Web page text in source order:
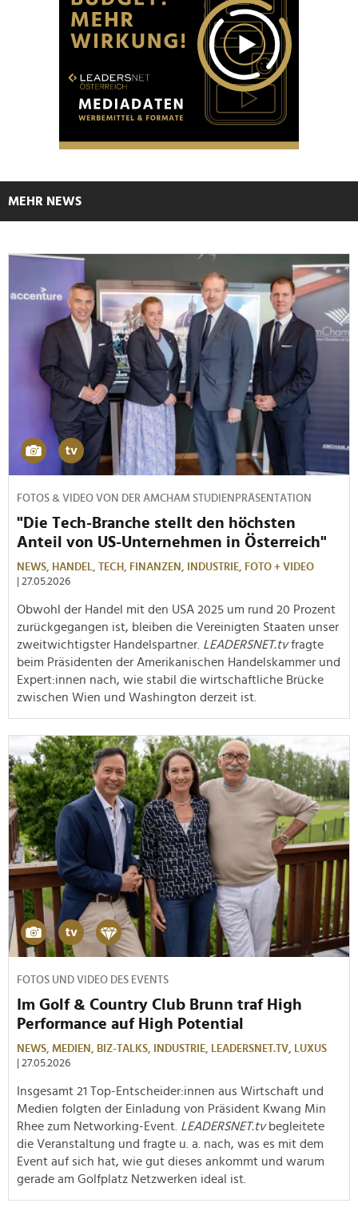
MEHR NEWS
FOTOS & VIDEO VON DER AMCHAM STUDIENPRÄSENTATION
"Die Tech-Branche stellt den höchsten
Anteil von US-Unternehmen in Österreich"
NEWS, HANDEL, TECH, FINANZEN, INDUSTRIE, FOTO + VIDEO
| 27.05.2026
Obwohl der Handel mit den USA 2025 um rund 20 Prozent
zurückgegangen ist, bleiben die Vereinigten Staaten unser
zweitwichtigster Handelspartner. LEADERSNET.tvfragte
beim Präsidenten der Amerikanischen Handelskammer und
Expert:innen nach, wie stabil die wirtschaftliche Brücke
zwischen Wien und Washington derzeit ist.
FOTOS UND VIDEO DES EVENTS
Im Golf & Country Club Brunn traf High
Performance auf High Potential
NEWS, MEDIEN, BIZ-TALKS, INDUSTRIE, LEADERSNET.TV,
LUXUS
| 27.05.2026
Insgesamt 21 Top-Entscheider:innen aus Wirtschaft und
Medien folgten der Einladung von Präsident Kwang Min
Rhee zum Networking-Event. LEADERSNET.tvbegleitete
die Veranstaltung und fragte u. a. nach, was es mit dem
Event auf sich hat, wie gut dieses ankommt und warum
gerade am Golfplatz Netzwerken ideal ist.